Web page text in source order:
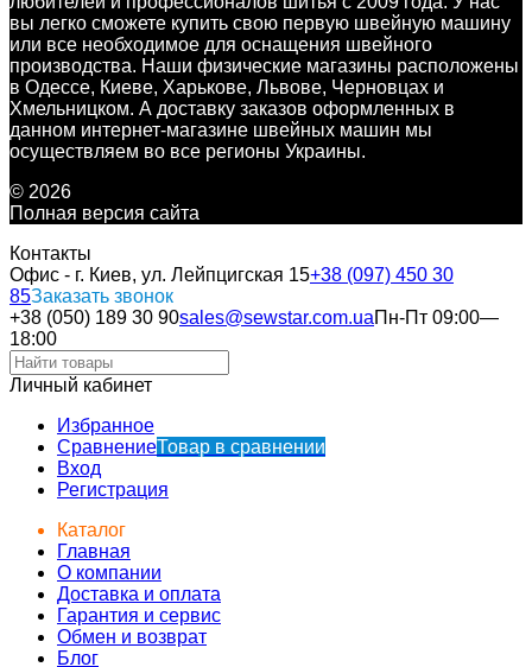
вы легко сможете купить свою первую швейную машину
или все необходимое для оснащения швейного
производства. Наши физические магазины расположены
в Одессе, Киеве, Харькове, Львове, Черновцах и
Хмельницком. А доставку заказов оформленных в
данном интернет-магазине швейных машин мы
осуществляем во все регионы Украины.
© 2026
Полная версия сайта
Контакты
Офис - г. Киев, ул. Лейпцигская 15+38 (097) 450 30
85Заказать звонок
+38 (050) 189 30 90sales@sewstar.com.uaПн-Пт 09:00—
18:00
Личный кабинет
Избранное
СравнениеТовар в сравнении
Вход
Регистрация
Каталог
Главная
О компании
Доставка и оплата
Гарантия и сервис
Обмен и возврат
Блог